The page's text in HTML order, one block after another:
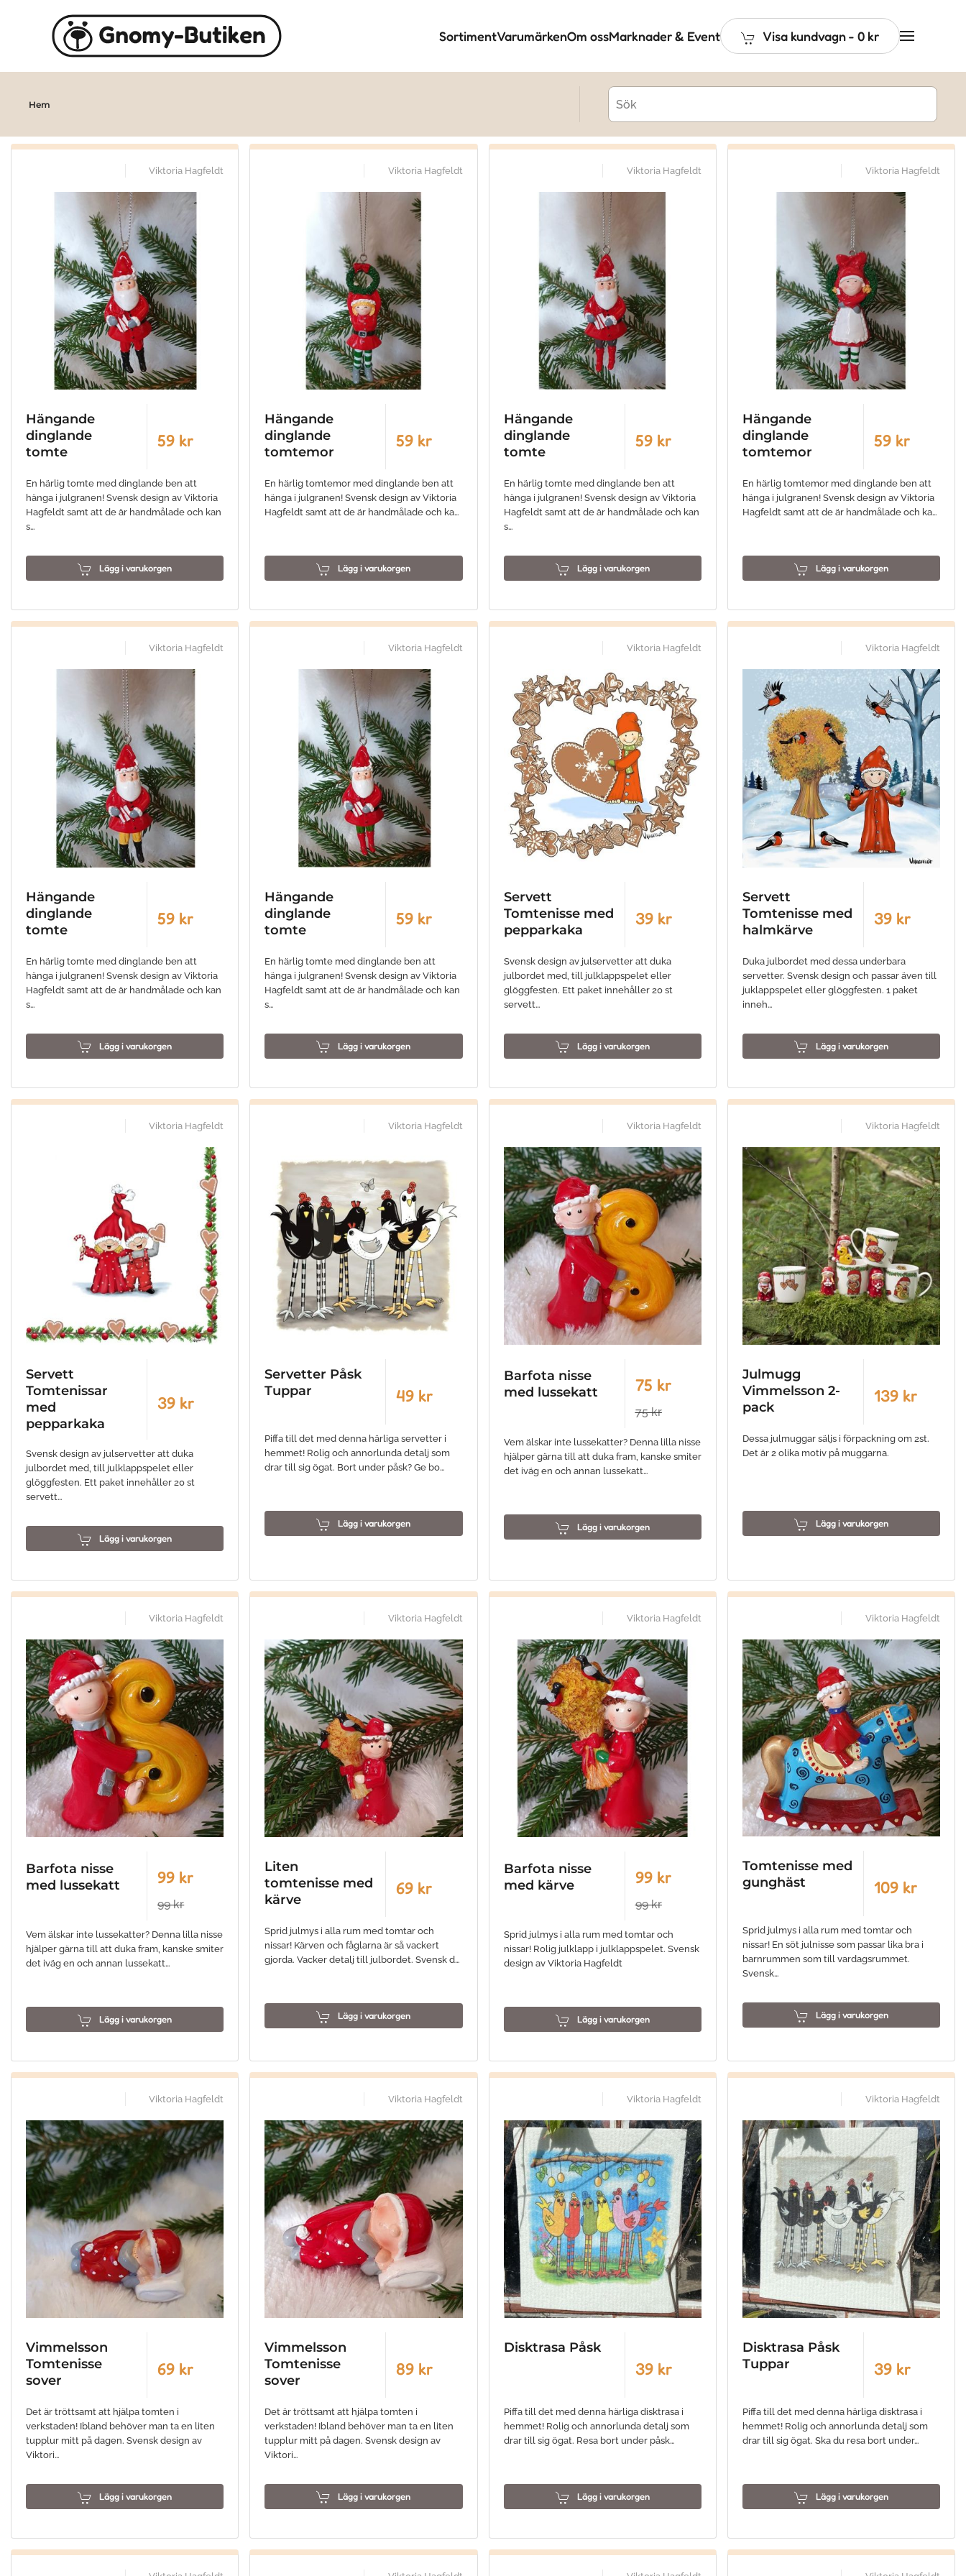
Skip to main content SortimentVarumärkenOm ossMarknader & Event Visa kundvagn- 0 kr
Hem
Viktoria Hagfeldt
Hängande
dinglande
tomte
59 kr
En härlig tomte med dinglande ben att
hänga i julgranen! Svensk design av Viktoria
Hagfeldt samt att de är handmålade och kan
s…
Lägg i varukorgen
Viktoria Hagfeldt
Hängande
dinglande
tomtemor
59 kr
En härlig tomtemor med dinglande ben att
hänga i julgranen! Svensk design av Viktoria
Hagfeldt samt att de är handmålade och ka…
Lägg i varukorgen
Viktoria Hagfeldt
Hängande
dinglande
tomte
59 kr
En härlig tomte med dinglande ben att
hänga i julgranen! Svensk design av Viktoria
Hagfeldt samt att de är handmålade och kan
s…
Lägg i varukorgen
Viktoria Hagfeldt
Hängande
dinglande
tomtemor
59 kr
En härlig tomtemor med dinglande ben att
hänga i julgranen! Svensk design av Viktoria
Hagfeldt samt att de är handmålade och ka…
Lägg i varukorgen
Viktoria Hagfeldt
Hängande
dinglande
tomte
59 kr
En härlig tomte med dinglande ben att
hänga i julgranen! Svensk design av Viktoria
Hagfeldt samt att de är handmålade och kan
s…
Lägg i varukorgen
Viktoria Hagfeldt
Hängande
dinglande
tomte
59 kr
En härlig tomte med dinglande ben att
hänga i julgranen! Svensk design av Viktoria
Hagfeldt samt att de är handmålade och kan
s…
Lägg i varukorgen
Viktoria Hagfeldt
Servett
Tomtenisse med
pepparkaka
39 kr
Svensk design av julservetter att duka
julbordet med, till julklappspelet eller
glöggfesten. Ett paket innehåller 20 st
servett…
Lägg i varukorgen
Viktoria Hagfeldt
Servett
Tomtenisse med
halmkärve
39 kr
Duka julbordet med dessa underbara
servetter. Svensk design och passar även till
juklappspelet eller glöggfesten. 1 paket
inneh…
Lägg i varukorgen
Viktoria Hagfeldt
Servett
Tomtenissar
med
pepparkaka
39 kr
Svensk design av julservetter att duka
julbordet med, till julklappspelet eller
glöggfesten. Ett paket innehåller 20 st
servett…
Lägg i varukorgen
Viktoria Hagfeldt
Servetter Påsk
Tuppar
49 kr
Piffa till det med denna härliga servetter i
hemmet! Rolig och annorlunda detalj som
drar till sig ögat. Bort under påsk? Ge bo…
Lägg i varukorgen
Viktoria Hagfeldt
Barfota nisse
med lussekatt
75 kr
75 kr
Vem älskar inte lussekatter? Denna lilla nisse
hjälper gärna till att duka fram, kanske smiter
det iväg en och annan lussekatt…
Lägg i varukorgen
Viktoria Hagfeldt
Julmugg
Vimmelsson 2-
pack
139 kr
Dessa julmuggar säljs i förpackning om 2st.
Det är 2 olika motiv på muggarna.
Lägg i varukorgen
Viktoria Hagfeldt
Barfota nisse
med lussekatt
99 kr
99 kr
Vem älskar inte lussekatter? Denna lilla nisse
hjälper gärna till att duka fram, kanske smiter
det iväg en och annan lussekatt…
Lägg i varukorgen
Viktoria Hagfeldt
Liten
tomtenisse med
kärve
69 kr
Sprid julmys i alla rum med tomtar och
nissar! Kärven och fåglarna är så vackert
gjorda. Vacker detalj till julbordet. Svensk d…
Lägg i varukorgen
Viktoria Hagfeldt
Barfota nisse
med kärve
99 kr
99 kr
Sprid julmys i alla rum med tomtar och
nissar! Rolig julklapp i julklappspelet. Svensk
design av Viktoria Hagfeldt
Lägg i varukorgen
Viktoria Hagfeldt
Tomtenisse med
gunghäst
109 kr
Sprid julmys i alla rum med tomtar och
nissar! En söt julnisse som passar lika bra i
barnrummen som till vardagsrummet.
Svensk…
Lägg i varukorgen
Viktoria Hagfeldt
Vimmelsson
Tomtenisse
sover
69 kr
Det är tröttsamt att hjälpa tomten i
verkstaden! Ibland behöver man ta en liten
tupplur mitt på dagen. Svensk design av
Viktori…
Lägg i varukorgen
Viktoria Hagfeldt
Vimmelsson
Tomtenisse
sover
89 kr
Det är tröttsamt att hjälpa tomten i
verkstaden! Ibland behöver man ta en liten
tupplur mitt på dagen. Svensk design av
Viktori…
Lägg i varukorgen
Viktoria Hagfeldt
Disktrasa Påsk
39 kr
Piffa till det med denna härliga disktrasa i
hemmet! Rolig och annorlunda detalj som
drar till sig ögat. Resa bort under påsk…
Lägg i varukorgen
Viktoria Hagfeldt
Disktrasa Påsk
Tuppar
39 kr
Piffa till det med denna härliga disktrasa i
hemmet! Rolig och annorlunda detalj som
drar till sig ögat. Ska du resa bort under…
Lägg i varukorgen